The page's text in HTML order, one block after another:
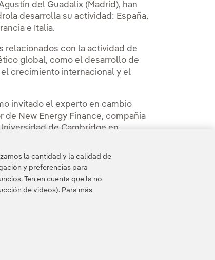
del Guadalix (Madrid), han
desarrolla su actividad: España,
e Italia.
relacionados con la actividad de
global, como el desarrollo de
crecimiento internacional y el
invitado el experto en cambio
New Energy Finance, compañía
de Cambridge en
el INSEAD Energy Club.
la cantidad y la calidad de
y preferencias para
Ten en cuenta que la no
de videos). Para más